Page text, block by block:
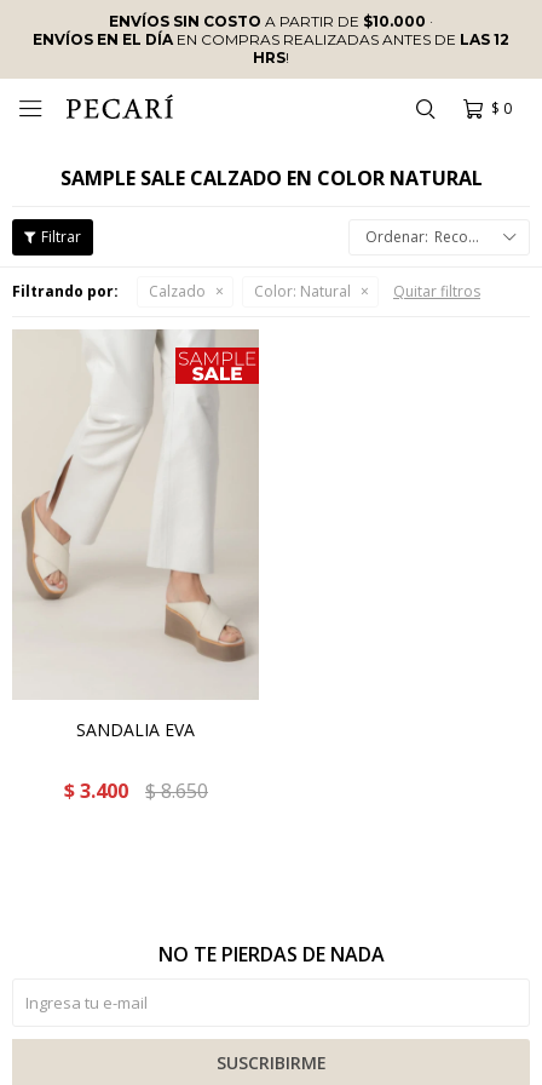
ENVÍOS SIN COSTO A PARTIR DE $10.000 ·
ENVÍOS EN EL DÍAEN COMPRAS REALIZADAS ANTES DE LAS 12
HRS!
$ 0

SAMPLE SALE CALZADO EN COLOR NATURAL
Recomendados
Filtrando por: Calzado Color: Natural Quitar filtros
SANDALIA EVA
$ 3.400 $8.650
NO TE PIERDAS DE NADA
SUSCRIBIRME